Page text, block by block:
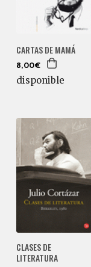
CARTAS DE MAMÁ
8,00€
disponible
CLASES DE
LITERATURA